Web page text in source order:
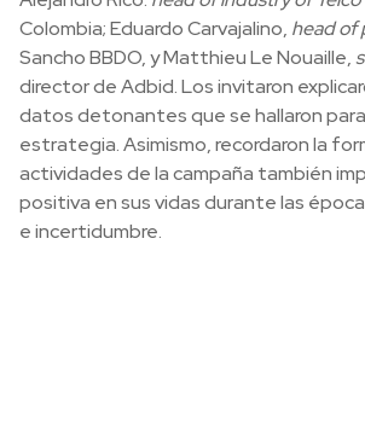
Colombia; Eduardo Carvajalino, head of
Sancho BBDO, y Matthieu Le Nouaille,
director de Adbid. Los invitaron
datos detonantes que se hallaron para
estrategia. Asimismo, recordaron la
actividades de la campaña también
positiva en sus vidas durante las
e incertidumbre.